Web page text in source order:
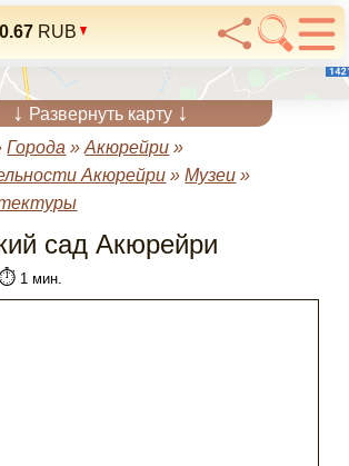
0.67 RUB
↓ Развернуть карту ↓
Города »Акюрейри »
Акюрейри »Музеи »
сад Акюрейри
⏱️ 1 мин.